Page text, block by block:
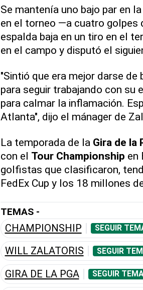
Se mantenía uno bajo par en
en el torneo —a cuatro
espalda baja en un tiro en el
en el campo y disputó el
"Sintió que era mejor darse de
para seguir trabajando con su
para calmar la inflamación.
Atlanta", dijo el mánager de
La temporada de la Gira de la
con el Tour Championship en
golfistas que clasificaron,
FedEx Cup y los 18 millones
TEMAS -
CHAMPIONSHIP SEGUIR
WILL ZALATORIS SEGUIR
GIRA DE LA PGA SEGUIR